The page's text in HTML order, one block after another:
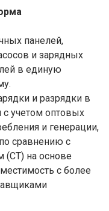
панелей,
и зарядных
в единую
и разрядки в
учетом оптовых
и генерации,
сравнению с
(СТ) на основе
с более